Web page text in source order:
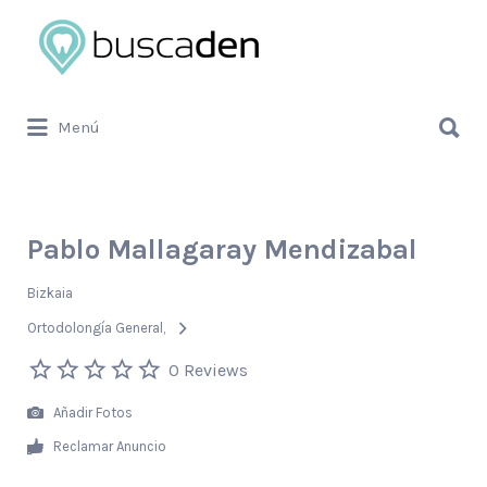
Buscar
por:
Menú
por:
Pablo Mallagaray Mendizabal
Bizkaia
Ortodolongía General
0 Reviews
Añadir Fotos
Reclamar Anuncio